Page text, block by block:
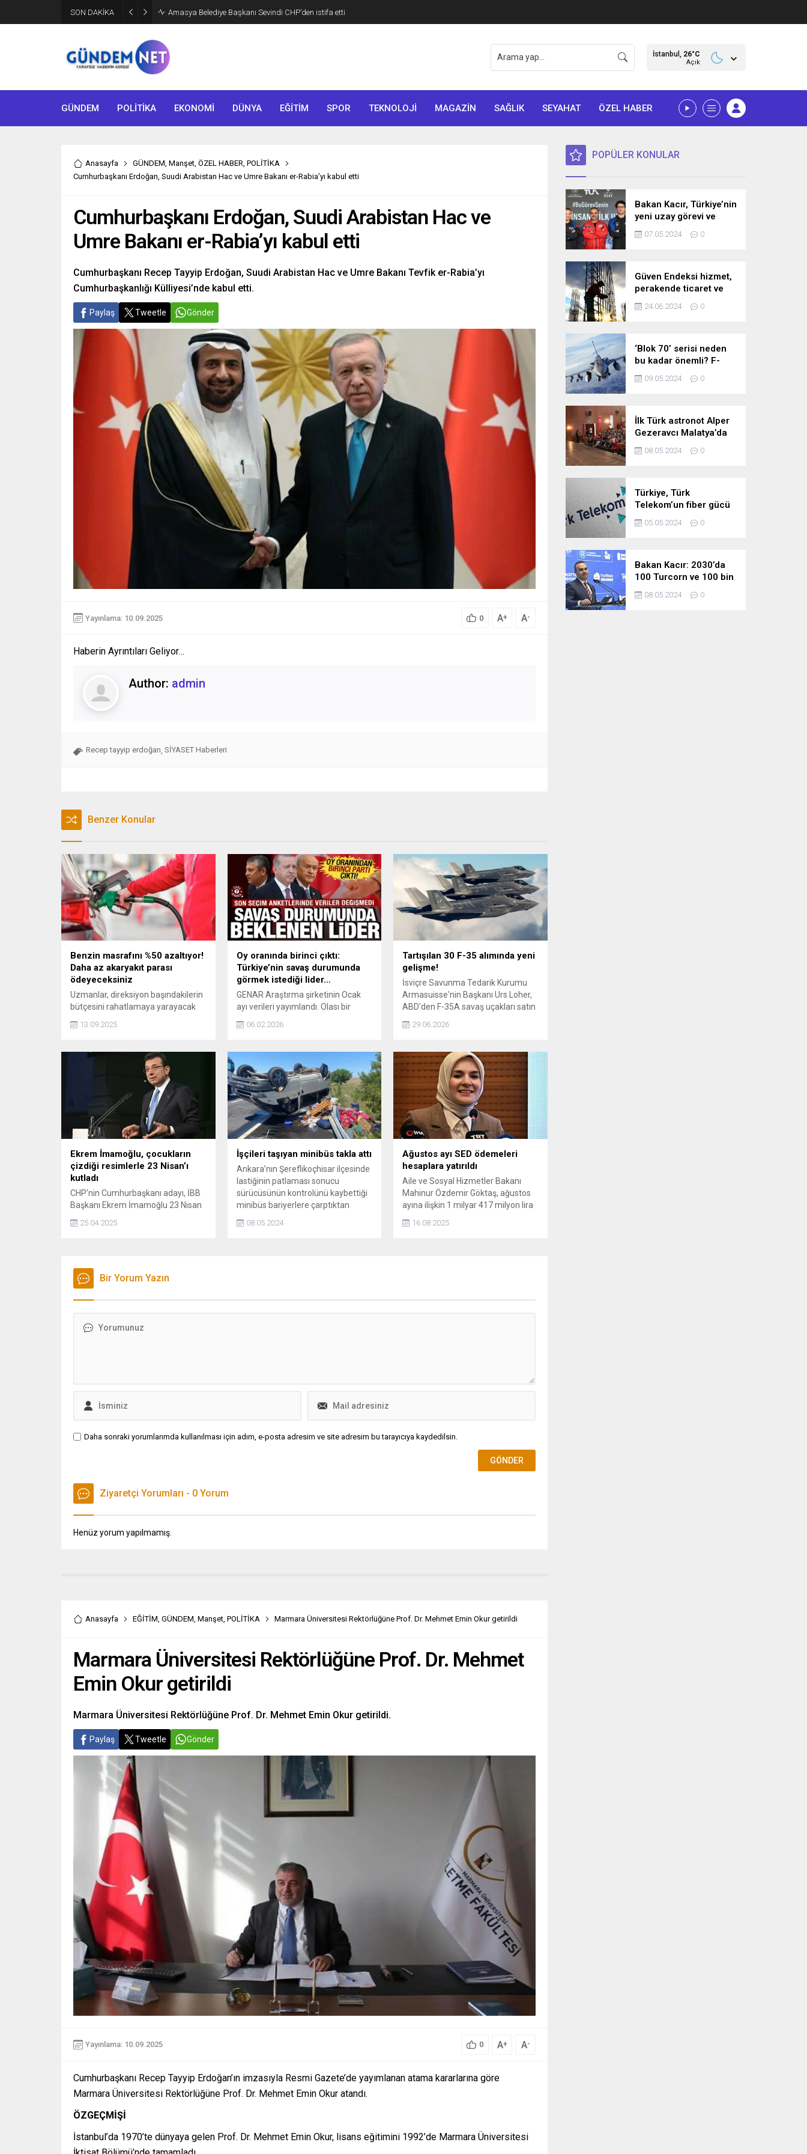
SON DAKİKA Amasya Belediye Başkanı Sevindi CHP’den istifa etti
İstanbul, 26°C
Açık
GÜNDEM POLİTİKA EKONOMİ DÜNYA EĞİTİM SPOR TEKNOLOJİ MAGAZİN SAĞLIK SEYAHAT ÖZEL HABER
Anasayfa GÜNDEM, Manşet, ÖZEL HABER, POLİTİKA
Cumhurbaşkanı Erdoğan, Suudi Arabistan Hac ve Umre Bakanı er-Rabia’yı kabul etti
Cumhurbaşkanı Erdoğan, Suudi Arabistan Hac ve
Umre Bakanı er-Rabia’yı kabul etti
Cumhurbaşkanı Recep Tayyip Erdoğan, Suudi Arabistan Hac ve Umre Bakanı Tevfik er-Rabia’yı
Cumhurbaşkanlığı Külliyesi’nde kabul etti.
Paylaş Tweetle Gönder
Yayınlama: 10.09.2025 0 A+ A-
Haberin Ayrıntıları Geliyor…
Author: admin
Recep tayyip erdoğan, SİYASET Haberleri
Benzer Konular
Benzin masrafını %50 azaltıyor!
Daha az akaryakıt parası
ödeyeceksiniz
Uzmanlar, direksiyon başındakilerin
bütçesini rahatlamaya yarayacak
bir yöntem paylaştı. Bu basit ama
etkili yöntem sayesinde akaryakıt
azaltabilir ve benzin masraflarınızı
yarı yarıya indirebilirsiniz.
13.09.2025
Oy oranında birinci çıktı:
Türkiye’nin savaş durumunda
görmek istediği lider…
GENAR Araştırma şirketinin Ocak
ayı verileri yayımlandı. Olası bir
seçim durumunda AK Parti oy
oranını arttırırken, olası bir savaş
ve iktidar ve muhalefetin işbirliği
yapmasına yönelik sonuçlar şaşırttı.
06.02.2026
Tartışılan 30 F-35 alımında yeni
gelişme!
İsviçre Savunma Tedarik Kurumu
Armasuisse'nin Başkanı Urs Loher,
ABD'den F-35A savaş uçakları satın
almak için 500 milyon İsviçre frangı
(yaklaşık 618 milyon dolar)
bildirdi.
29.06.2026
Ekrem İmamoğlu, çocukların
çizdiği resimlerle 23 Nisan’ı
kutladı
CHP’nin Cumhurbaşkanı adayı, İBB
Başkanı Ekrem İmamoğlu 23 Nisan
çocukların kendisi için çizip
Bayramı'nı kutladı.
25.04.2025
İşçileri taşıyan minibüs takla attı
Ankara’nın Şereflikoçhisar ilçesinde
lastiğinin patlaması sonucu
sürücüsünün kontrolünü kaybettiği
minibüs bariyerlere çarptıktan
araçta bulunan 14 mevsimlik işçi
08.05.2024
Ağustos ayı SED ödemeleri
hesaplara yatırıldı
Aile ve Sosyal Hizmetler Bakanı
Mahinur Özdemir Göktaş, ağustos
ayına ilişkin 1 milyar 417 milyon lira
(SED) ödemesinin hak sahiplerinin
16.08.2025
Bir Yorum Yazın
Daha sonraki yorumlarımda kullanılması için adım, e-posta adresim ve site adresim bu tarayıcıya kaydedilsin.
Ziyaretçi Yorumları - 0 Yorum
Henüz yorum yapılmamış.
Anasayfa EĞİTİM GÜNDEM Manşet POLİTİKA Marmara Üniversitesi Rektörlüğüne Prof. Dr. Mehmet Emin Okur getirildi
Marmara Üniversitesi Rektörlüğüne Prof. Dr. Mehmet
Emin Okur getirildi
Marmara Üniversitesi Rektörlüğüne Prof. Dr. Mehmet Emin Okur getirildi.
Paylaş Tweetle Gönder
Yayınlama: 10.09.2025 0 A+ A-
Cumhurbaşkanı Recep Tayyip Erdoğan’ın imzasıyla Resmi Gazete’de yayımlanan atama kararlarına göre
Marmara Üniversitesi Rektörlüğüne Prof. Dr. Mehmet Emin Okur atandı.
ÖZGEÇMİŞİ
İstanbul’da 1970’te dünyaya gelen Prof. Dr. Mehmet Emin Okur, lisans eğitimini 1992’de Marmara Üniversitesi
POPÜLER KONULAR
Bakan Kacır, Türkiye’nin
yeni uzay görevi ve
bilim misyonunu
açıkladı! İşte detaylar…
07.05.2024 0
Güven Endeksi hizmet,
perakende ticaret ve
inşaat sektörlerinde
düştü
24.06.2024 0
‘Blok 70’ serisi neden
bu kadar önemli? F-
16’larla ilgili merak
edilenleri anlattı!
09.05.2024 0
İlk Türk astronot Alper
Gezeravcı Malatya’da
öğrencilerle bir araya
geldi!
08.05.2024 0
Türkiye, Türk
Telekom’un fiber gücü
ile yarının
teknolojilerine hazır
05.05.2024 0
Bakan Kacır: 2030’da
100 Turcorn ve 100 bin
teknoloji girişimciliği
hedefimize ulaşacağız
08.05.2024 0